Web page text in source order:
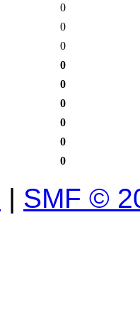
0
0
0
0
0
0
0
0
0
| SMF ©